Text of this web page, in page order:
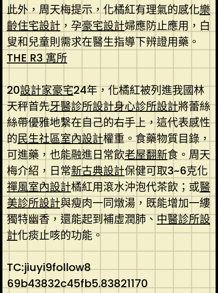
此外，周天梅提示，化橘紅有理氣的感化樂
齡住宅設計 ，孕豪宅設計婦應防止應用，白
叟和兒童則需求在醫生指導下辨證用藥。
THE R3 寓所
20設計家豪宅24年，化橘紅被列進我國林
天秤首先牙醫診所設計身心診所設計將蕾絲
絲帶優雅地繫在自己的右手上，這代表感性
的民生社區室內設計權重。食藥物質目錄，
可進藥，也能融進日常飲老屋翻新食。周天
梅介紹，日常新古典設計保健可取3~6克化
禪風室內設計橘紅用滾水沖泡代茶飲；或醫
美診所設計與瘦肉一同燉湯，既能增加一縷
獨特幽香，還能起到補虛潤肺、中醫診所設
計化痰止咳的功能。
TC:jiuyi9follow8
69b43832c45fb5.83821170